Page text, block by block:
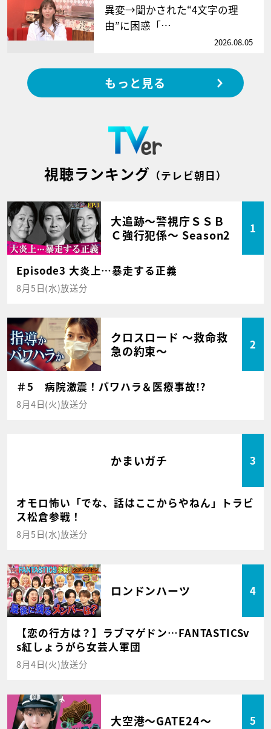
異変→聞かされた“4文字の理
由”に困惑「…
2026.08.05
もっと見る
視聴ランキング （テレビ朝日）
大追跡～警視庁ＳＳＢ
Ｃ強行犯係～ Season2
1
Episode3 大炎上…暴走する正義
8月5日(水)放送分
クロスロード ～救命救
急の約束～
2
＃5 病院激震！パワハラ＆医療事故!?
8月4日(火)放送分
かまいガチ 3
オモロ怖い「でな、話はここからやねん」トラビ
ス松倉参戦！
8月5日(水)放送分
ロンドンハーツ 4
【恋の行方は？】ラブマゲドン…FANTASTICSv
s紅しょうがら女芸人軍団
8月4日(火)放送分
大空港～GATE24～ 5